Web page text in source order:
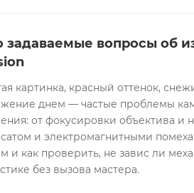
задаваемые вопросы об
картинка, красный оттенок,
днем — частые проблемы
от фокусировки объектива и
и электромагнитными
и как проверить, не завис ли
без вызова мастера.